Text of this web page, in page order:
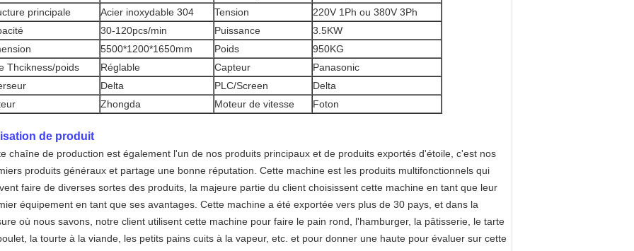
principale
Acier inoxydable 304 Tension
220V 1Ph ou 380V 3Ph
30-120pcs/min Puissance
3.5KW
5500*1200*1650mm Poids
950KG
Thcikness/poids
Réglable Capteur
Panasonic
Delta PLC/Screen
Delta
Zhongda Moteur de vitesse Foton
de produit
chaîne de production est également l'un de nos produits principaux et de produits exportés d'étoile, c'est nos
produits généraux et partage une bonne réputation. Cette machine est les produits multifonctionnels qui
faire de diverses sortes des produits, la majeure partie du client choisissent cette machine en tant que leur
équipement en tant que ses avantages. Cette machine a été exportée vers plus de 30 pays, et dans la
où nous savons, notre client utilisent cette machine pour faire le pain rond, l'hamburger, la pâtisserie, le tarte
la tourte à la viande, les petits pains cuits à la vapeur, etc. et pour donner une haute pour évaluer sur cette